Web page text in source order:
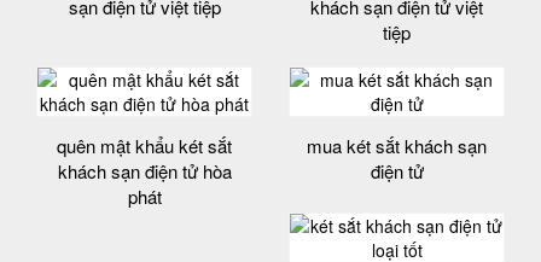
sạn điện tử việt tiệp
khách sạn điện tử việt
tiệp
quên mật khẩu két sắt
khách sạn điện tử hòa
phát
mua két sắt khách sạn
điện tử